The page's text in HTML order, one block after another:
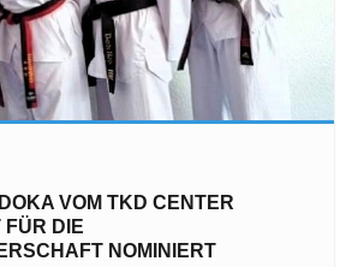
VOM TKD CENTER
DIE
NOMINIERT